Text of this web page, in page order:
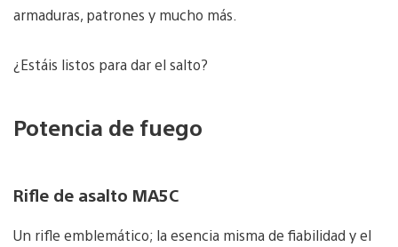
armaduras, patrones y mucho más.
¿Estáis listos para dar el salto?
Potencia de fuego
Rifle de asalto MA5C
Un rifle emblemático; la esencia misma de fiabilidad y el